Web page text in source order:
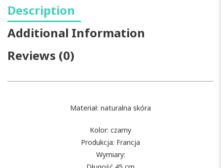
Description
Additional Information
Reviews (0)
Materiał: naturalna skóra
Kolor: czarny
Produkcja: Francja
Wymiary: